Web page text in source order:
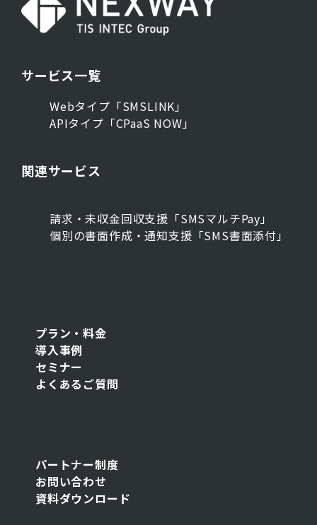
サービス一覧
Webタイプ「SMSLINK」
APIタイプ「CPaaS NOW」
関連サービス
請求・未収金回収支援「SMSマルチPay」
個別の書面作成・通知支援「SMS書面添付」
プラン・料金
導入事例
セミナー
よくあるご質問
パートナー制度
お問い合わせ
資料ダウンロード